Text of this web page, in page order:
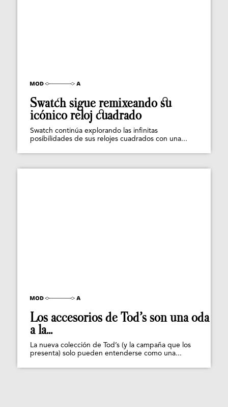
Swatch sigue remixeando su
icónico reloj cuadrado
Swatch continúa explorando las infinitas
posibilidades de sus relojes cuadrados con una...
Los accesorios de Tod’s son una oda
a la...
La nueva colección de Tod’s (y la campaña que los
presenta) solo pueden entenderse como una...